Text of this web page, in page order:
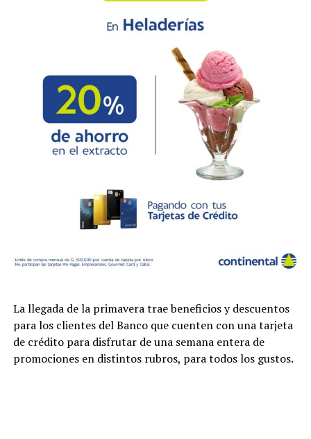
La llegada de la primavera trae beneficios y descuentos
para los clientes del Banco que cuenten con una tarjeta
de crédito para disfrutar de una semana entera de
promociones en distintos rubros, para todos los gustos.